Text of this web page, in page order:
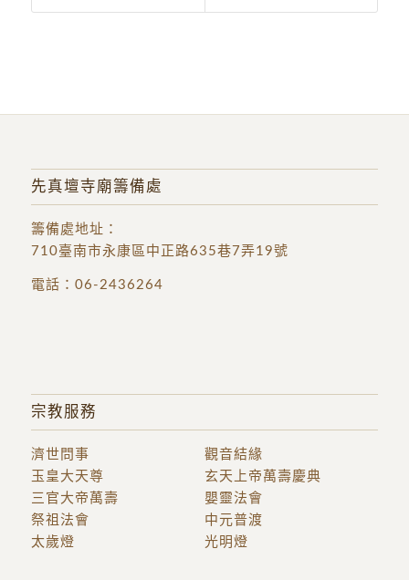
先真壇寺廟籌備處
籌備處地址 ：
710臺南市永康區中正路635巷7弄19號
電話： 06-2436264
宗教服務
濟世問事
觀音結緣
玉皇大天尊
三官大帝萬壽
玄天上帝萬壽慶典
嬰靈法會
祭祖法會
中元普渡
太歲燈
光明燈